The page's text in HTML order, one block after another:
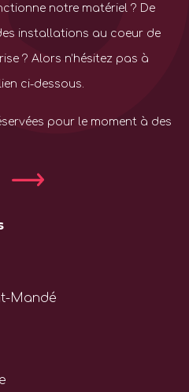
notre matériel ? De
installations au coeur de
? Alors n’hésitez pas à
ci-dessous.
pour le moment à des
Mandé